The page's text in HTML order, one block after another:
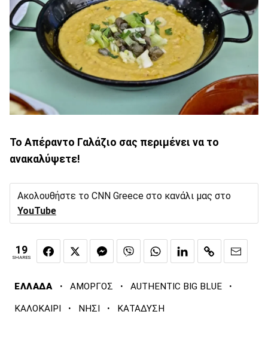
Το Απέραντο Γαλάζιο σας περιμένει να το
ανακαλύψετε!
Ακολουθήστε το CNN Greece στο κανάλι μας στο
YouTube
19
SHARES
ΕΛΛΑΔΑ · ΑΜΟΡΓΟΣ · AUTHENTIC BIG BLUE ·
ΚΑΛΟΚΑΙΡΙ · ΝΗΣΙ · ΚΑΤΑΔΥΣΗ